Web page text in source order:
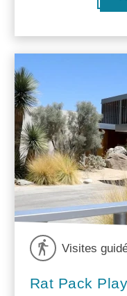
Visites
Rat Pack